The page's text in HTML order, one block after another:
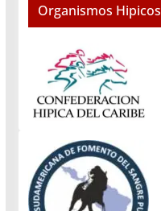
Organismos Hipicos